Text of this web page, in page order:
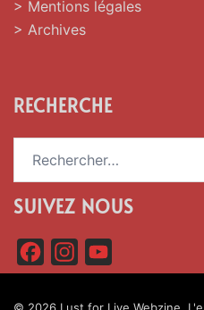
> Mentions légales
> Archives
RECHERCHE
SUIVEZ NOUS
a
c
n
s
o
u